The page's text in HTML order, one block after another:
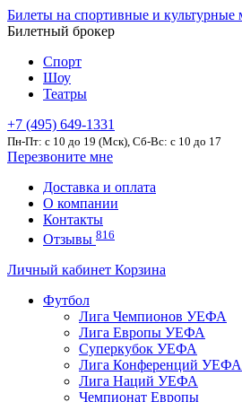
Билеты на спортивные и
Билетный брокер
Спорт
Шоу
Театры
+7 (495) 649-1331
Пн-Пт: c 10 до 19 (Мск), Сб-Вс: с 10 до 17
Перезвоните мне
Доставка и оплата
О компании
Контакты
Отзывы 816
Личный кабинет Корзина
Футбол
Лига Чемпионов УЕФА
Лига Европы УЕФА
Суперкубок УЕФА
Лига Конференций УЕФА
Лига Наций УЕФА
Чемпионат Европы